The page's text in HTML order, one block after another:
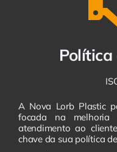
A Nova Lorb Plastic
focada na
atendimento ao
chave da sua política